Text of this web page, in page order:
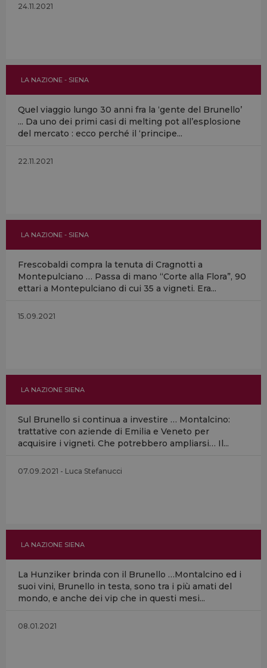
24.11.2021
LA NAZIONE - SIENA
Quel viaggio lungo 30 anni fra la ‘gente del Brunello’
... Da uno dei primi casi di melting pot all’esplosione
del mercato : ecco perché il ‘principe...
22.11.2021
LA NAZIONE - SIENA
Frescobaldi compra la tenuta di Cragnotti a
Montepulciano … Passa di mano “Corte alla Flora”, 90
ettari a Montepulciano di cui 35 a vigneti. Era...
15.09.2021
LA NAZIONE SIENA
Sul Brunello si continua a investire … Montalcino:
trattative con aziende di Emilia e Veneto per
acquisire i vigneti. Che potrebbero ampliarsi… Il...
07.09.2021 - Luca Stefanucci
LA NAZIONE SIENA
La Hunziker brinda con il Brunello …Montalcino ed i
suoi vini, Brunello in testa, sono tra i più amati del
mondo, e anche dei vip che in questi mesi...
08.01.2021